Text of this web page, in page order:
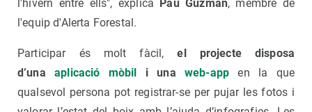
l'hivern entre ells", explica
Pau Guzmán, membre de
l'equip d'Alerta Forestal.
Participar és molt fàcil,el projecte disposa
d’unaaplicació mòbil i una web-app
en la que
qualsevol persona pot registrar-se per pujar les fotos i